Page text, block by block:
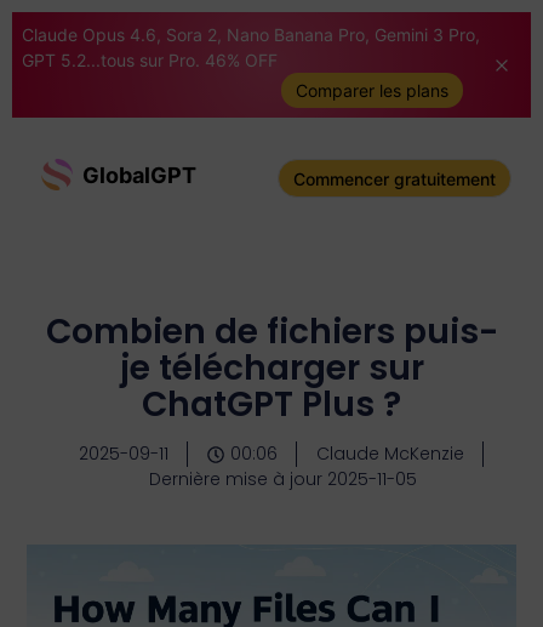
Claude Opus 4.6, Sora 2, Nano Banana Pro, Gemini 3 Pro,
GPT 5.2...tous sur Pro. 46% OFF
Comparer les plans
GlobalGPT Commencer gratuitement
Combien de fichiers puis-
je télécharger sur
ChatGPT Plus ?
2025-09-11 00:06
Claude McKenzie
Dernière mise à jour 2025-11-05